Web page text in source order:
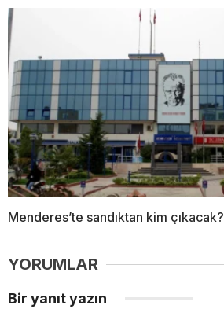
Menderes’te sandıktan kim çıkacak?
YORUMLAR
Bir yanıt yazın